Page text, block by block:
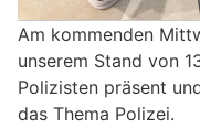
Am kommenden
unserem Stand von
Polizisten präsent
das Thema Polizei.